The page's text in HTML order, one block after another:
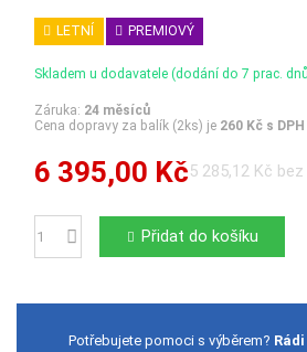
LETNÍ PREMIOVÝ
Skladem u dodavatele (dodání do 7 prac.
Záruka: 24 měsíců
Cena dopravy za balík (2ks) je 260 Kč s DPH
6 395,00 Kč5 285,12 Kč bez
Počet Přidat do košíku
Potřebujete pomoci s výběrem?